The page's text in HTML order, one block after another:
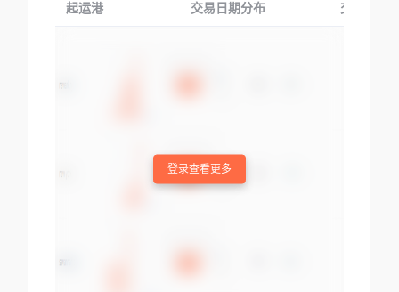
起运港 交易日期分布 交易产品
登录查看更多